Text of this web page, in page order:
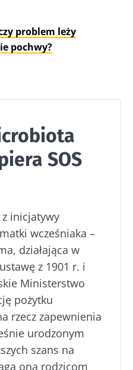
problem leży
pochwy?
SOS
inicjatywy
wcześniaka –
działająca w
z 1901 r. i
Ministerstwo
pożytku
rzecz zapewnienia
urodzonym
szans na
ona rodzicom